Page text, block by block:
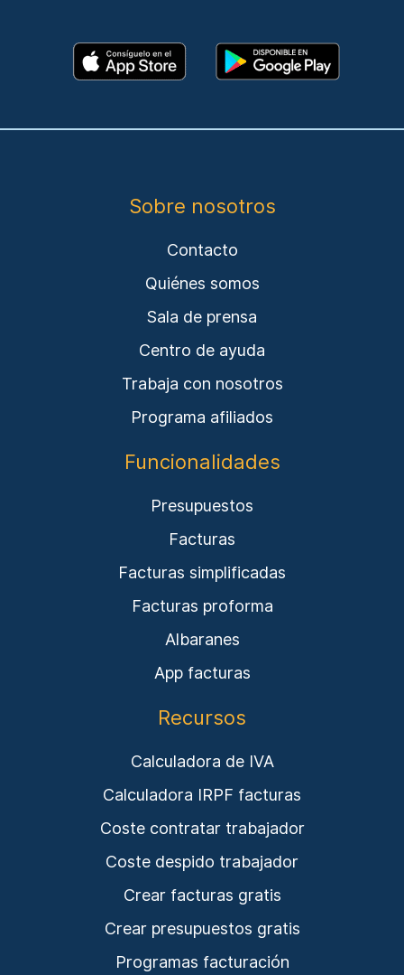
Sobre nosotros
Contacto
Quiénes somos
Sala de prensa
Centro de ayuda
Trabaja con nosotros
Programa afiliados
Funcionalidades
Presupuestos
Facturas
Facturas simplificadas
Facturas proforma
Albaranes
App facturas
Recursos
Calculadora de IVA
Calculadora IRPF facturas
Coste contratar trabajador
Coste despido trabajador
Crear facturas gratis
Crear presupuestos gratis
Programas facturación